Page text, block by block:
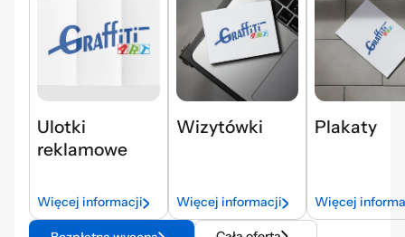
Ulotki
reklamowe
Więcej informacji
Wizytówki
Więcej informacji
Plakaty
Więcej